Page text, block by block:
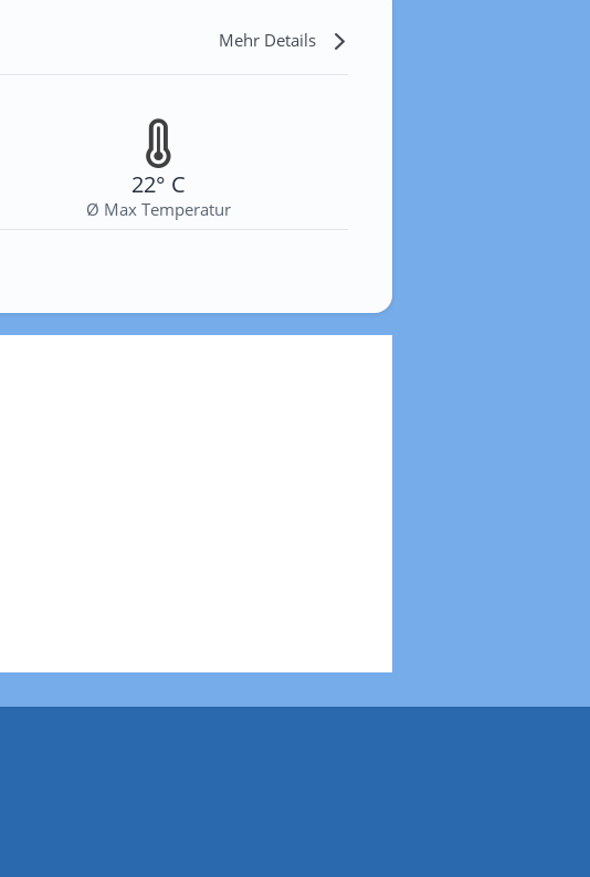
Mehr Details
22° C
Ø Max Temperatur